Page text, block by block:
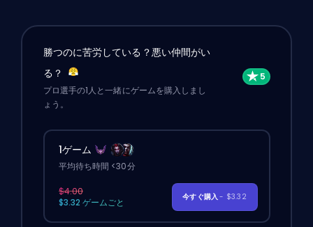
勝つのに苦労している？悪い仲間がい
る？
プロ選手の1人と一緒にゲームを購入しまし
ょう。
1ゲーム
平均待ち時間 <30分
$4.00
$3.32 ゲームごと
今すぐ購入- $3.32